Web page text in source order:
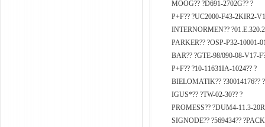
MOOG?? ?D691-2702G?? ?
P+F?? ?UC2000-F43-2KIR2-
INTERNORMEN??
PARKER?? ?OSP-P32-10001-
BAR?? ?GTE-98/090-08-V17-
P+F?? ?10-11631IA-1024?? ?
BIELOMATIK?? ?30014176?? ?
IGUS*?? ?TW-02-30?? ?
PROMESS?? ?DUM4-11.3-
SIGNODE?? ?569434??